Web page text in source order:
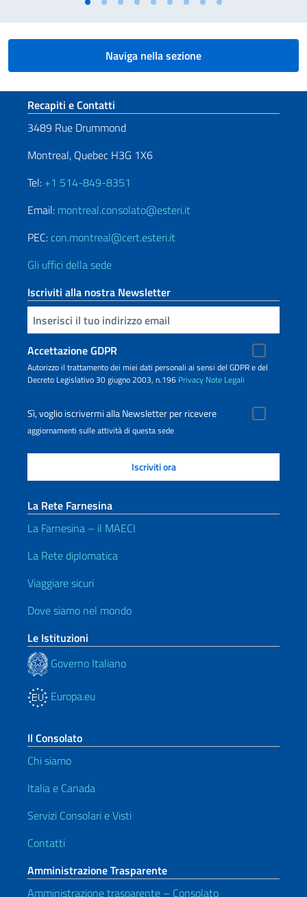
Naviga nella sezione
Sezione footer
Recapiti e Contatti
3489 Rue Drummond
Montreal, Quebec H3G 1X6
Tel: +1 514-849-8351
Email: montreal.consolato@esteri.it
PEC: con.montreal@cert.esteri.it
Gli uffici della sede
Iscriviti alla nostra Newsletter
Inserisci la tua email
Accettazione GDPR
Autorizzo il trattamento dei miei dati personali ai sensi del GDPR e del
Decreto Legislativo 30 giugno 2003, n.196 Privacy Note Legali
Sì, voglio iscrivermi alla Newsletter per ricevere
aggiornamenti sulle attività di questa sede
La Rete Farnesina
La Farnesina – il MAECI
La Rete diplomatica
Viaggiare sicuri
Dove siamo nel mondo
Le Istituzioni
Governo Italiano
Europa.eu
Il Consolato
Chi siamo
Italia e Canada
Servizi Consolari e Visti
Contatti
Amministrazione Trasparente
Amministrazione trasparente – Consolato